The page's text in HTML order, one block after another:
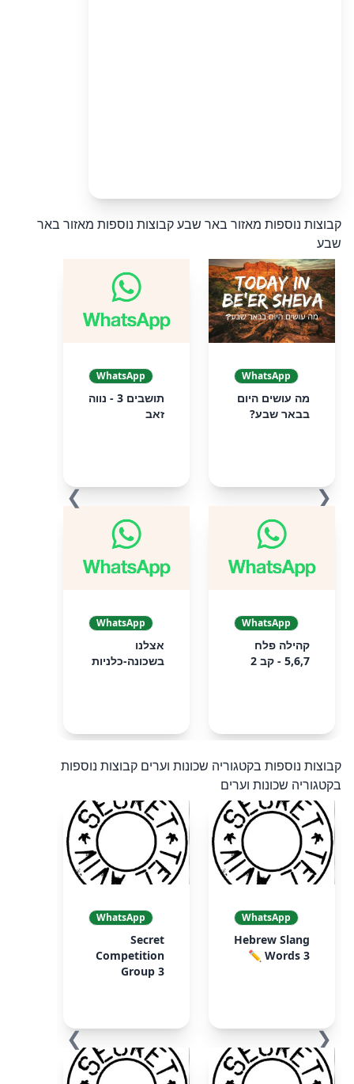
קבוצות נוספות מאזור באר שבעקבוצות נוספות מאזור באר
שבע
❮
WhatsApp
מה עושים היום
בבאר שבע?
WhatsApp
תושבים 3 - נווה
זאב
WhatsApp
קהילה פלח
5,6,7 - קב 2
WhatsApp
אצלנו
בשכונה-כלניות
❯
קבוצות נוספות בקטגוריה שכונות וערים קבוצות נוספות
בקטגוריה שכונות וערים
❮
WhatsApp
Hebrew Slang
Words 3 ✏️
WhatsApp
Secret
Competition
Group 3
❯